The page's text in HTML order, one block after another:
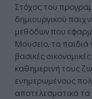
Στόχος του
δημιουργικού
μεθόδων που
Μουσείο, τα παιδιά
βασικές
καθημερινή τους
ενημερωμένους
αποτελεσματικά τα